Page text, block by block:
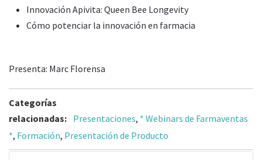
Innovación Apivita: Queen Bee Longevity
Cómo potenciar la innovación en farmacia
Presenta: Marc Florensa
Categorías
relacionadas: Presentaciones, * Webinars de Farmaventas
*, Formación, Presentación de Producto